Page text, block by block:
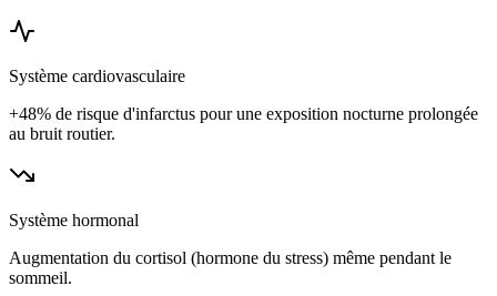
Système cardiovasculaire
+48% de risque d'infarctus pour une exposition nocturne prolongée
au bruit routier.
Système hormonal
Augmentation du cortisol (hormone du stress) même pendant le
sommeil.